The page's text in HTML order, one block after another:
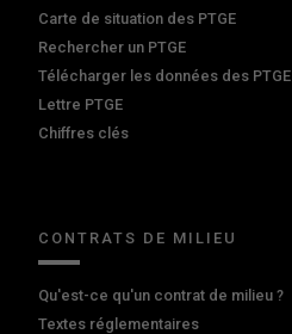
Carte de situation des PTGE
Rechercher un PTGE
Télécharger les données des PTGE
Lettre PTGE
Chiffres clés
CONTRATS DE MILIEU
Qu'est-ce qu'un contrat de milieu ?
Textes réglementaires